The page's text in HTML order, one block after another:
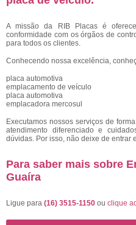
A missão da RIB Placas é
conformidade com os órgãos de
para todos os clientes.
Conhecendo nossa excelência,
placa automotiva
emplacamento de veículo
placa automotiva
emplacadora mercosul
Executamos nossos serviços de
atendimento diferenciado e
dúvidas. Por isso, não deixe de entrar
Para saber mais sobre
Guaíra
Ligue para (16) 3515-1150 ou clique